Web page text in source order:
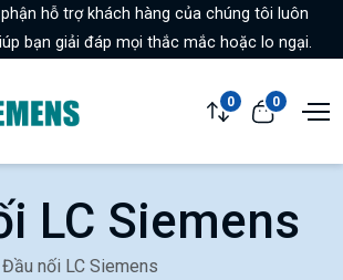
hỗ trợ khách hàng của chúng tôi luôn
bạn giải đáp mọi thắc mắc hoặc lo ngại.
0 0
LC Siemens
Đầu nối LC Siemens